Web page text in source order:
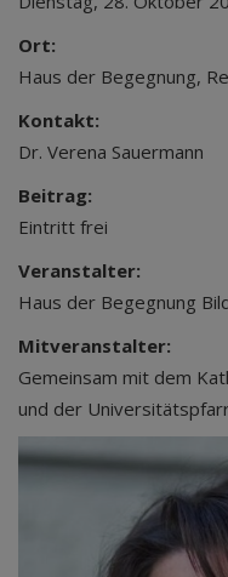
Ort:
Haus der Begegnung,
Kontakt:
Dr. Verena Sauermann
Beitrag:
Eintritt frei
Veranstalter:
Haus der Begegnung
Mitveranstalter:
Gemeinsam mit dem
und der